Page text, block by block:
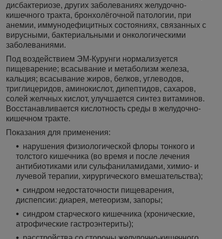
дисбактериозе, других заболеваниях желудочно-
кишечного тракта, бронхолёгочной патологии, при
анемии, иммунодефицитных состояниях, связанных с
вирусными, бактериальными и онкологическими
заболеваниями.
Под воздействием ЭМ-Курунги нормализуется
пищеварение; всасывание и метаболизм железа,
кальция; всасывание жиров, белков, углеводов,
триглицеридов, аминокислот, дипептидов, сахаров,
солей желчных кислот, улучшается синтез витаминов.
Восстанавливается кислотность среды в желудочно-
кишечном тракте.
Показания для применения:
нарушения физиологической флоры тонкого и
толстого кишечника (во время и после лечения
антибиотиками или сульфаниламидами, химио- и
лучевой терапии, хирургического вмешательства);
синдром недостаточности пищеварения,
диспепсии: диарея, метеоризм, запоры;
синдром старческого кишечника (хронические,
атрофические гастроэнтериты);